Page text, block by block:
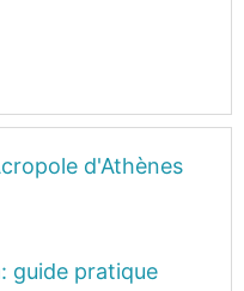
d'Athènes
guide pratique